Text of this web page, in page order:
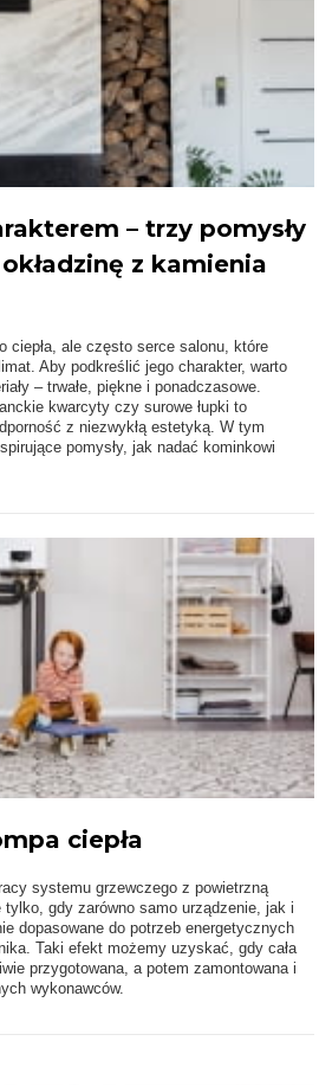
– trzy pomysły
z kamienia
ciepła, ale często serce salonu, które
Aby podkreślić jego charakter, warto
– trwałe, piękne i ponadczasowe.
kwarcyty czy surowe łupki to
z niezwykłą estetyką. W tym
pomysły, jak nadać kominkowi
ciepła
systemu grzewczego z powietrzną
tylko, gdy zarówno samo urządzenie, jak i
dopasowane do potrzeb energetycznych
Taki efekt możemy uzyskać, gdy cała
przygotowana, a potem zamontowana i
wykonawców.